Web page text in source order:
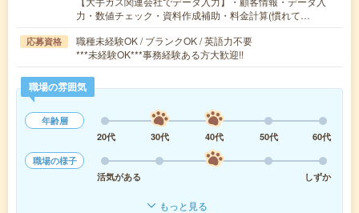
力・数値チェック・資料作成補助・料金計算(慣れて…
応募資格
職種未経験OK / ブランクOK / 英語力不要
***未経験OK***事務経験ある方大歓迎!!
職場の雰囲気
年齢層
20代
30代 40代 50代
60代
職場の様子
活気がある
しずか
もっと見る